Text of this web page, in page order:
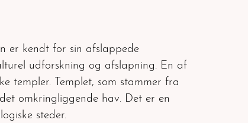
er kendt for sin afslappede
udforskning og afslapning. En af
templer. Templet, som stammer fra
omkringliggende hav. Det er en
steder.